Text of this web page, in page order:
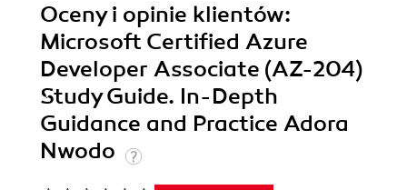
Oceny i opinie klientów:
Microsoft Certified Azure
Developer Associate (AZ-204)
Study Guide. In-Depth
Guidance and Practice Adora
Nwodo